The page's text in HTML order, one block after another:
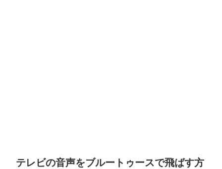
テレビの音声をブルートゥースで飛ばす方